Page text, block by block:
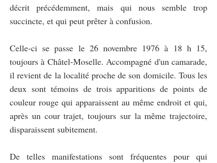
décrit précédemment, mais qui nous semble trop
succincte, et qui peut prêter à confusion.
Celle-ci se passe le 26 novembre 1976 à 18 h 15,
toujours à Châtel-Moselle. Accompagné d'un camarade,
il revient de la localité proche de son domicile. Tous les
deux sont témoins de trois apparitions de points de
couleur rouge qui apparaissent au même endroit et qui,
après un cour trajet, toujours sur la même trajectoire,
disparaissent subitement.
De telles manifestations sont fréquentes pour qui